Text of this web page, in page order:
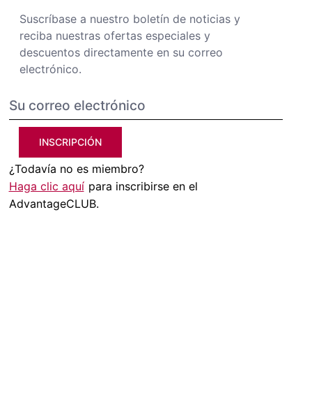
Suscríbase a nuestro boletín de noticias y
reciba nuestras ofertas especiales y
descuentos directamente en su correo
electrónico.
INSCRIPCIÓN
¿Todavía no es miembro?
Haga clic aquí para inscribirse en el
AdvantageCLUB.